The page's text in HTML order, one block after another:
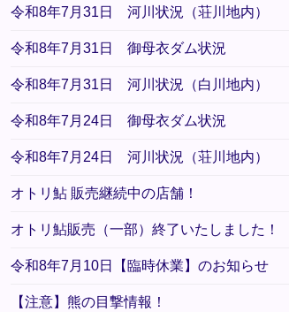
令和8年7月31日 河川状況（荘川地内）
令和8年7月31日 御母衣ダム状況
令和8年7月31日 河川状況（白川地内）
令和8年7月24日 御母衣ダム状況
令和8年7月24日 河川状況（荘川地内）
オトリ鮎 販売継続中の店舗！
オトリ鮎販売（一部）終了いたしました！
令和8年7月10日【臨時休業】のお知らせ
【注意】熊の目撃情報！